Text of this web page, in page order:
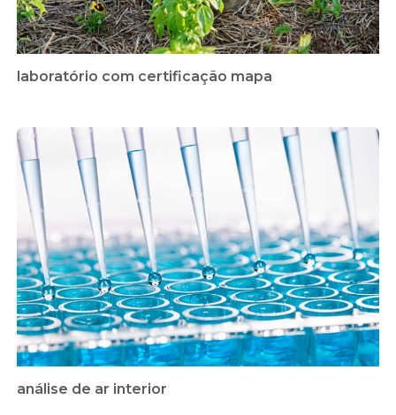
laboratório com certificação mapa
análise de ar interior